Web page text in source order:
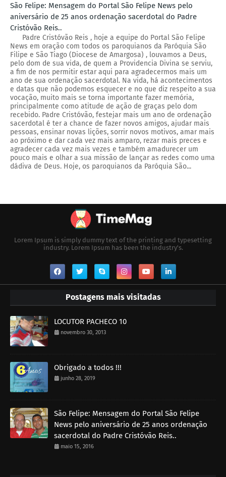
São Felipe: Mensagem do Portal São Felipe News pelo
aniversário de 25 anos ordenação sacerdotal do Padre
Cristóvão Reis..
Padre Cristóvão Reis , hoje a equipe do Portal São Felipe
News em oração com todos os paroquianos da Paróquia São
Filipe e São Tiago (Diocese de Amargosa) , louvamos a Deus,
pelo dom de sua vida, de quem a Providencia Divina se serviu,
a fim de nos permitir estar aqui para agradecermos mais um
ano de sua ordenação sacerdotal. Na vida, há acontecimentos
e datas que não podemos esquecer e no que diz respeito a sua
vocação, muito mais se torna importante fazer memória,
principalmente como atitude de ação de graças pelo dom
recebido. Padre Cristóvão, festejar mais um ano de ordenação
sacerdotal é ter a chance de fazer novos amigos, ajudar mais
pessoas, ensinar novas lições, sorrir novos motivos, amar mais
ao próximo e dar cada vez mais amparo, rezar mais preces e
agradecer cada vez mais vezes e também amadurecer um
pouco mais e olhar a sua missão de lançar as redes como uma
dádiva de Deus. Hoje, os paroquianos da Paróquia São...
Lorem Ipsum is simply dummy text of the printing and typesetting
industry. Lorem Ipsum has been the industry's.
Postagens mais visitadas
LOCUTOR PACHECO 10
novembro 30, 2013
Obrigado a todos !!!
junho 28, 2019
São Felipe: Mensagem do Portal São Felipe
News pelo aniversário de 25 anos ordenação
sacerdotal do Padre Cristóvão Reis..
maio 15, 2016